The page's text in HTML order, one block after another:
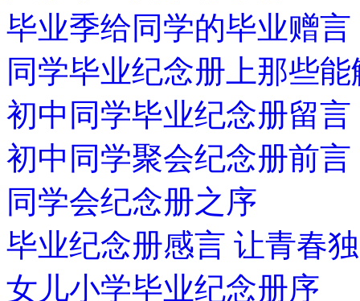
毕业季给同学的毕业赠言
同学毕业纪念册上那些
初中同学毕业纪念册留言
初中同学聚会纪念册前言
同学会纪念册之序
毕业纪念册感言 让青春
女儿小学毕业纪念册序